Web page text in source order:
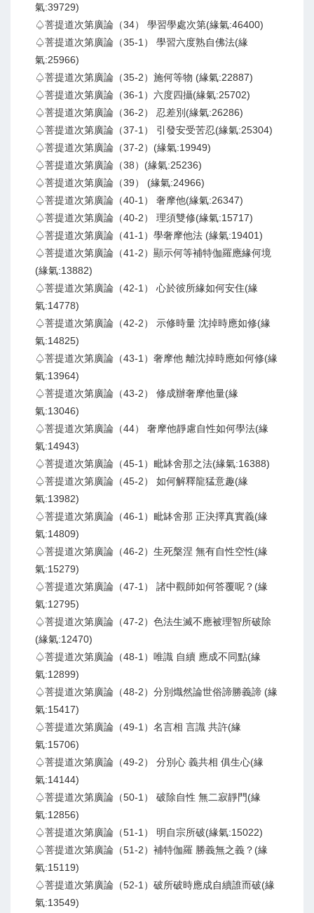
氣:39729)
♤菩提道次第廣論（34） 學習學處次第(緣氣:46400)
♤菩提道次第廣論（35-1） 學習六度熟自佛法(緣
氣:25966)
♤菩提道次第廣論（35-2）施何等物 (緣氣:22887)
♤菩提道次第廣論（36-1）六度四攝(緣氣:25702)
♤菩提道次第廣論（36-2） 忍差別(緣氣:26286)
♤菩提道次第廣論（37-1） 引發安受苦忍(緣氣:25304)
♤菩提道次第廣論（37-2）(緣氣:19949)
♤菩提道次第廣論（38）(緣氣:25236)
♤菩提道次第廣論（39） (緣氣:24966)
♤菩提道次第廣論（40-1） 奢摩他(緣氣:26347)
♤菩提道次第廣論（40-2） 理須雙修(緣氣:15717)
♤菩提道次第廣論（41-1）學奢摩他法 (緣氣:19401)
♤菩提道次第廣論（41-2）顯示何等補特伽羅應緣何境
(緣氣:13882)
♤菩提道次第廣論（42-1） 心於彼所緣如何安住(緣
氣:14778)
♤菩提道次第廣論（42-2） 示修時量 沈掉時應如修(緣
氣:14825)
♤菩提道次第廣論（43-1）奢摩他 離沈掉時應如何修(緣
氣:13964)
♤菩提道次第廣論（43-2） 修成辦奢摩他量(緣
氣:13046)
♤菩提道次第廣論（44） 奢摩他靜慮自性如何學法(緣
氣:14943)
♤菩提道次第廣論（45-1）毗缽舍那之法(緣氣:16388)
♤菩提道次第廣論（45-2） 如何解釋龍猛意趣(緣
氣:13982)
♤菩提道次第廣論（46-1）毗缽舍那 正決擇真實義(緣
氣:14809)
♤菩提道次第廣論（46-2）生死槃涅 無有自性空性(緣
氣:15279)
♤菩提道次第廣論（47-1） 諸中觀師如何答覆呢？(緣
氣:12795)
♤菩提道次第廣論（47-2）色法生滅不應被理智所破除
(緣氣:12470)
♤菩提道次第廣論（48-1）唯識 自續 應成不同點(緣
氣:12899)
♤菩提道次第廣論（48-2）分別熾然論世俗諦勝義諦 (緣
氣:15417)
♤菩提道次第廣論（49-1）名言相 言識 共許(緣
氣:15706)
♤菩提道次第廣論（49-2） 分別心 義共相 俱生心(緣
氣:14144)
♤菩提道次第廣論（50-1） 破除自性 無二寂靜門(緣
氣:12856)
♤菩提道次第廣論（51-1） 明自宗所破(緣氣:15022)
♤菩提道次第廣論（51-2）補特伽羅 勝義無之義？(緣
氣:15119)
♤菩提道次第廣論（52-1）破所破時應成自續誰而破(緣
氣:13549)